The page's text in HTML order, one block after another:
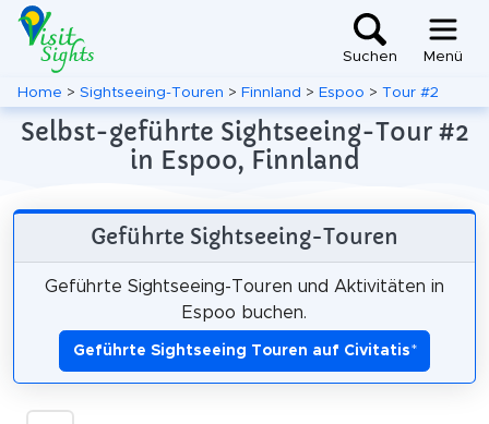
Suchen Menü
Home > Sightseeing-Touren > Finnland > Espoo > Tour #2
Selbst-geführte Sightseeing-Tour #2
in Espoo, Finnland
Geführte Sightseeing-Touren
Geführte Sightseeing-Touren und Aktivitäten in
Espoo buchen.
Geführte Sightseeing Touren auf Civitatis*